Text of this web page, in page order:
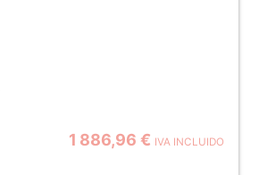
1 886,96 € IVA INCLUIDO